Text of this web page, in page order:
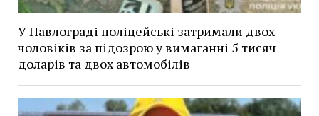
У Павлограді поліцейські затримали двох
чоловіків за підозрою у вимаганні 5 тисяч
доларів та двох автомобілів